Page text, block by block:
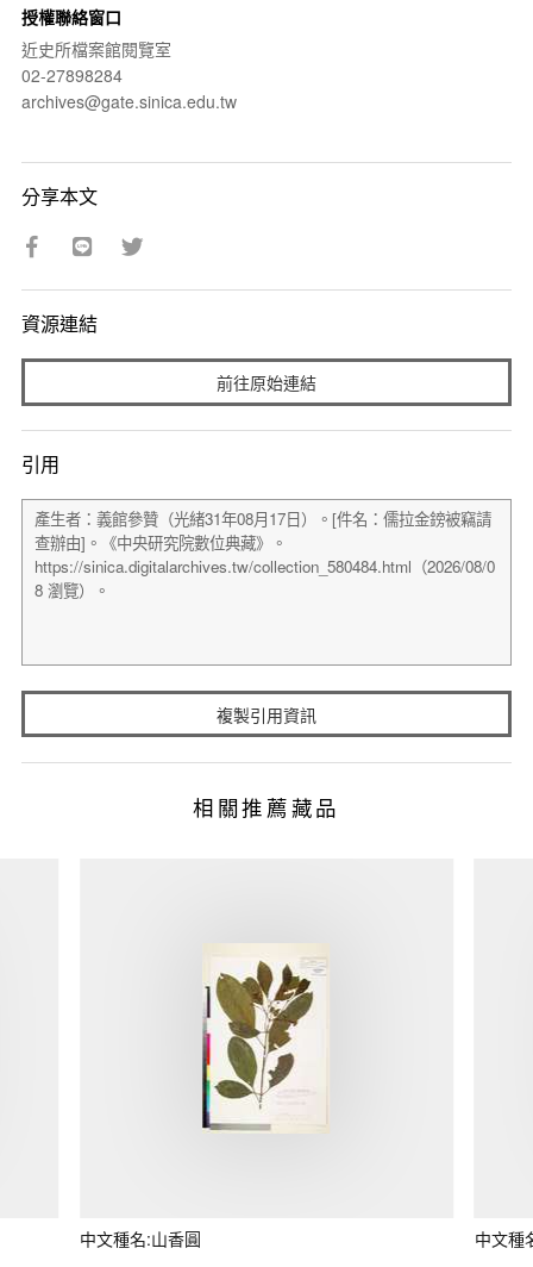
授權聯絡窗口
近史所檔案館閱覽室
02-27898284
archives@gate.sinica.edu.tw
分享本文
資源連結
前往原始連結
引用
複製引用資訊
相關推薦藏品
中文種名:山香圓 中文種